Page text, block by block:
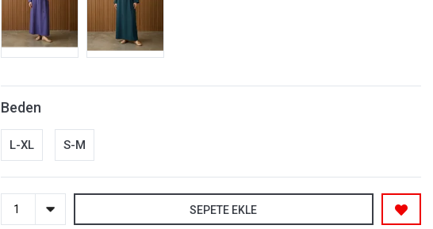
Beden
L-XL S-M
SEPETE EKLE